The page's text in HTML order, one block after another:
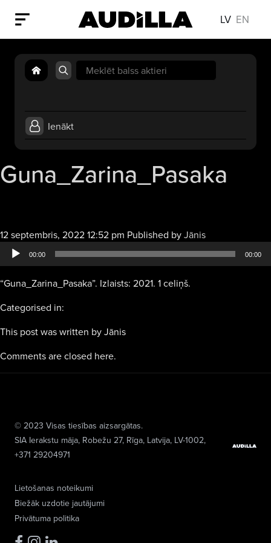
LV EN
Search
for:
Ienākt
Guna_Zarina_Pasaka
12 septembris, 2022 12:52 pm Published byJānisAudio
atskaņotājs
00:00 00:00
“Guna_Zarina_Pasaka”. Izlaists: 2021. 1 celiņš.
Categorised in:
This post was written by Jānis
Comments are closed here.
Lietošanas noteikumi
Biežāk uzdotie jautājumi
Privātuma politika
© 2023 Visas tiesības aizsargātas.
SIA Ierakstu māja, Robežu 27, Rīga, Latvija, LV-1002,
+371 29204971